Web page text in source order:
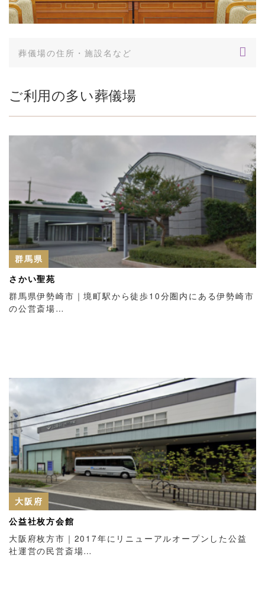
ご利用の多い葬儀場
群馬県
さかい聖苑
群馬県伊勢崎市｜境町駅から徒歩10分圏内にある伊勢崎市
の公営斎場…
大阪府
公益社枚方会館
大阪府枚方市｜2017年にリニューアルオープンした公益
社運営の民営斎場…